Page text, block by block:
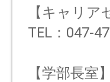
【キャリア
TEL：047-
【学部長室】